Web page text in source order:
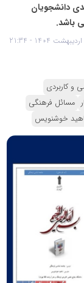
دانشجویان
و کاربردی
مسائل فرهنگی
خوشنویس